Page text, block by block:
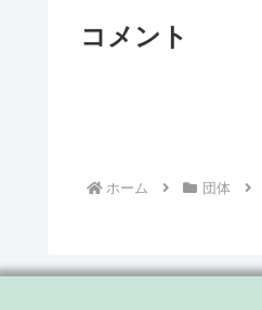
コメント
ホーム 団体